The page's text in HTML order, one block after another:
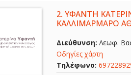
2. ΥΦΑΝΤΗ
ΚΑΛΛΙΜΑΡΜΑΡΟ
Διεύθυνση: Λεωφ.
Οδηγίες χάρτη
Τηλέφωνο: